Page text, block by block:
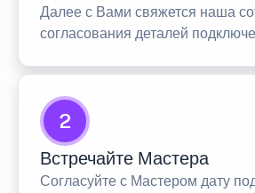
Далее с Вами свяжется наша
согласования деталей
2
Встречайте Мастера
Согласуйте с Мастером дату